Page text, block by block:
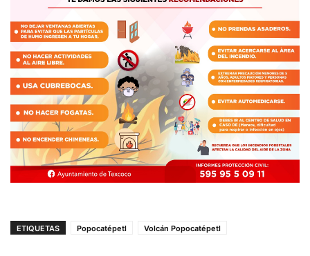
ETIQUETAS Popocatépetl Volcán Popocatépetl